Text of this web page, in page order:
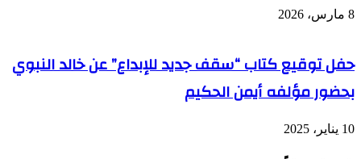
8 مارس، 2026
حفل توقيع كتاب “سقف جديد للإبداع” عن خالد النبوي
بحضور مؤلفه أيمن الحكيم
10 يناير، 2025